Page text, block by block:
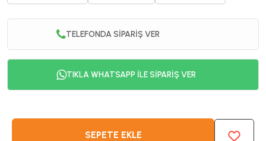
TELEFONDA SİPARİŞ VER
TIKLA WHATSAPP İLE SİPARİŞ VER
SEPETE EKLE